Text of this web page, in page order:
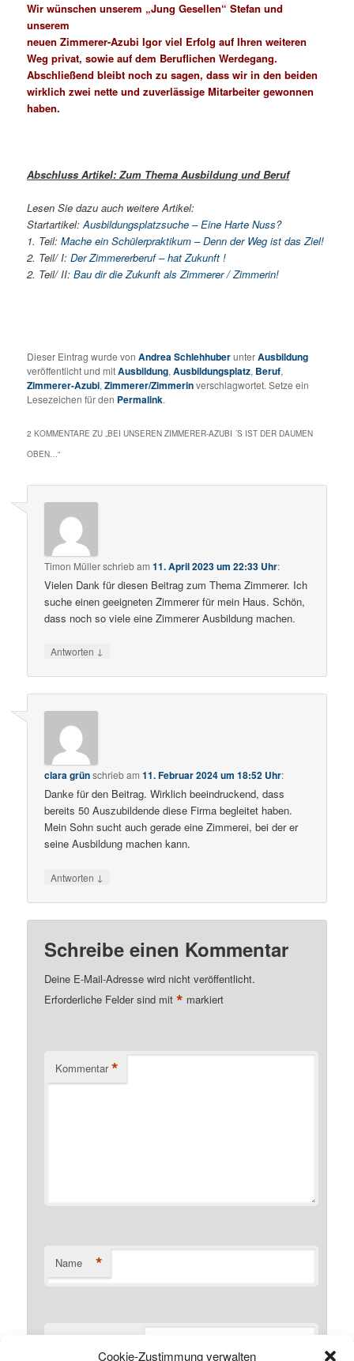
Cookie-Zustimmung verwalten
Wir wünschen unserem „Jung Gesellen“ Stefan und
unserem
neuen Zimmerer-Azubi Igor viel Erfolg auf Ihren weiteren
Weg privat, sowie auf dem Beruflichen Werdegang.
Abschließend bleibt noch zu sagen, dass wir in den beiden
wirklich zwei nette und zuverlässige Mitarbeiter gewonnen
haben.
Abschluss Artikel: Zum Thema Ausbildung und Beruf
Lesen Sie dazu auch weitere Artikel:
Startartikel:Ausbildungsplatzsuche – Eine Harte Nuss?
1. Teil:Mache ein Schülerpraktikum – Denn der Weg ist das Ziel!
2. Teil/ I:Der Zimmererberuf – hat Zukunft !
2. Teil/ II:Bau dir die Zukunft als Zimmerer / Zimmerin!
Dieser Eintrag wurde vonAndrea SchlehhuberunterAusbildung
veröffentlicht und mitAusbildung,Ausbildungsplatz, Beruf,
Zimmerer-Azubi,Zimmerer/Zimmerinverschlagwortet. Setze ein
Lesezeichen für den Permalink.
2 KOMMENTARE ZU „BEI UNSEREN ZIMMERER-AZUBI ´S IST DER DAUMEN
OBEN…“
Timon Müllerschriebam11. April 2023 um 22:33 Uhr:
Vielen Dank für diesen Beitrag zum Thema Zimmerer. Ich
suche einen geeigneten Zimmerer für mein Haus. Schön,
dass noch so viele eine Zimmerer Ausbildung machen.
Antworten ↓
clara grünschriebam11. Februar 2024 um 18:52 Uhr:
Danke für den Beitrag. Wirklich beeindruckend, dass
bereits 50 Auszubildende diese Firma begleitet haben.
Mein Sohn sucht auch gerade eine Zimmerei, bei der er
seine Ausbildung machen kann.
Antworten ↓
Schreibe einen Kommentar
Deine E-Mail-Adresse wird nicht veröffentlicht.
Erforderliche Felder sind mit* markiert
Kommentar *
Name *
E-Mail-Adresse *